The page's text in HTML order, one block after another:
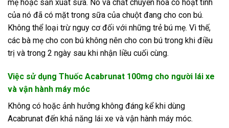
mẹ hoặc sản xuất sữa. Nó và chất chuyển hóa có hoạt tính
của nó đã có mặt trong sữa của chuột đang cho con bú.
Không thể loại trừ nguy cơ đối với những trẻ bú mẹ. Vì thế,
các bà mẹ cho con bú không nên cho con bú trong khi điều
trị và trong 2 ngày sau khi nhận liều cuối cùng.
Việc sử dụng Thuốc Acabrunat 100mg cho người lái xe
và vận hành máy móc
Không có hoặc ảnh hưởng không đáng kể khi dùng
Acabrunat đến khả năng lái xe và vận hành máy móc.